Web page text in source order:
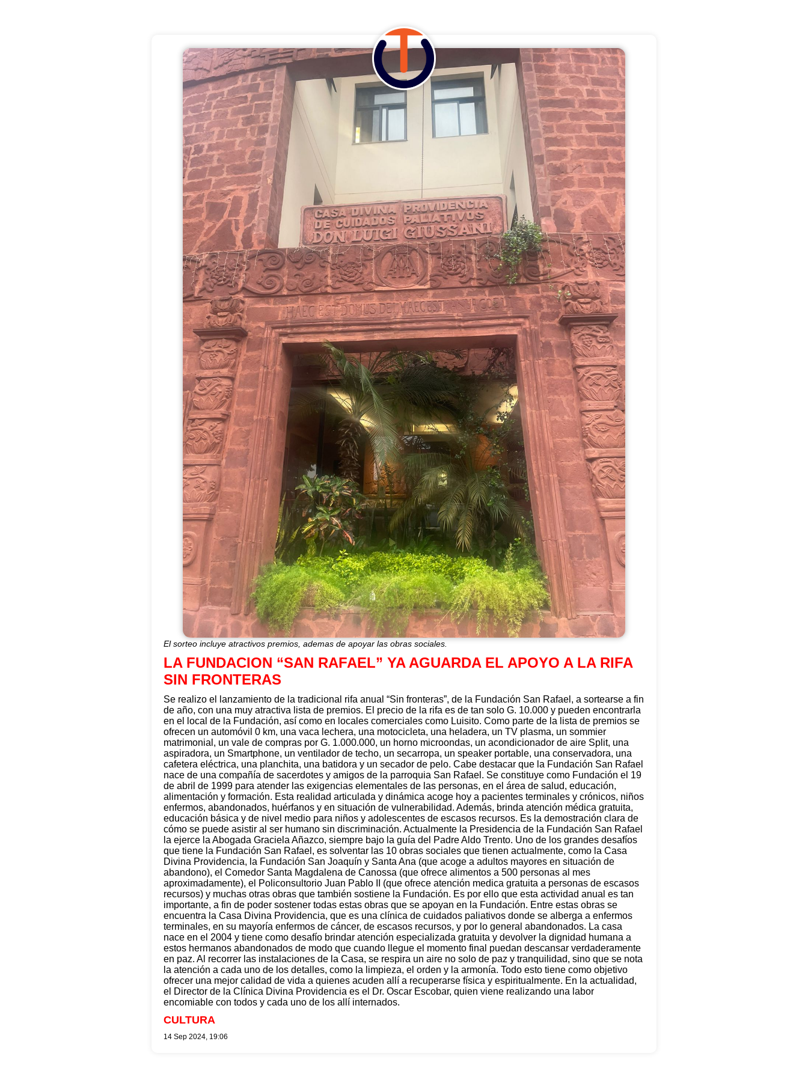
El sorteo incluye atractivos premios, ademas de apoyar las obras sociales.
LA FUNDACION “SAN RAFAEL” YA AGUARDA EL APOYO A LA RIFA
SIN FRONTERAS
Se realizo el lanzamiento de la tradicional rifa anual “Sin fronteras”, de la Fundación San Rafael, a sortearse a fin
de año, con una muy atractiva lista de premios. El precio de la rifa es de tan solo G. 10.000 y pueden encontrarla
en el local de la Fundación, así como en locales comerciales como Luisito. Como parte de la lista de premios se
ofrecen un automóvil 0 km, una vaca lechera, una motocicleta, una heladera, un TV plasma, un sommier
matrimonial, un vale de compras por G. 1.000.000, un horno microondas, un acondicionador de aire Split, una
aspiradora, un Smartphone, un ventilador de techo, un secarropa, un speaker portable, una conservadora, una
cafetera eléctrica, una planchita, una batidora y un secador de pelo. Cabe destacar que la Fundación San Rafael
nace de una compañía de sacerdotes y amigos de la parroquia San Rafael. Se constituye como Fundación el 19
de abril de 1999 para atender las exigencias elementales de las personas, en el área de salud, educación,
alimentación y formación. Esta realidad articulada y dinámica acoge hoy a pacientes terminales y crónicos, niños
enfermos, abandonados, huérfanos y en situación de vulnerabilidad. Además, brinda atención médica gratuita,
educación básica y de nivel medio para niños y adolescentes de escasos recursos. Es la demostración clara de
cómo se puede asistir al ser humano sin discriminación. Actualmente la Presidencia de la Fundación San Rafael
la ejerce la Abogada Graciela Añazco, siempre bajo la guía del Padre Aldo Trento. Uno de los grandes desafíos
que tiene la Fundación San Rafael, es solventar las 10 obras sociales que tienen actualmente, como la Casa
Divina Providencia, la Fundación San Joaquín y Santa Ana (que acoge a adultos mayores en situación de
abandono), el Comedor Santa Magdalena de Canossa (que ofrece alimentos a 500 personas al mes
aproximadamente), el Policonsultorio Juan Pablo II (que ofrece atención medica gratuita a personas de escasos
recursos) y muchas otras obras que también sostiene la Fundación. Es por ello que esta actividad anual es tan
importante, a fin de poder sostener todas estas obras que se apoyan en la Fundación. Entre estas obras se
encuentra la Casa Divina Providencia, que es una clínica de cuidados paliativos donde se alberga a enfermos
terminales, en su mayoría enfermos de cáncer, de escasos recursos, y por lo general abandonados. La casa
nace en el 2004 y tiene como desafío brindar atención especializada gratuita y devolver la dignidad humana a
estos hermanos abandonados de modo que cuando llegue el momento final puedan descansar verdaderamente
en paz. Al recorrer las instalaciones de la Casa, se respira un aire no solo de paz y tranquilidad, sino que se nota
la atención a cada uno de los detalles, como la limpieza, el orden y la armonía. Todo esto tiene como objetivo
ofrecer una mejor calidad de vida a quienes acuden allí a recuperarse física y espiritualmente. En la actualidad,
el Director de la Clínica Divina Providencia es el Dr. Oscar Escobar, quien viene realizando una labor
encomiable con todos y cada uno de los allí internados.
CULTURA
14 Sep 2024, 19:06